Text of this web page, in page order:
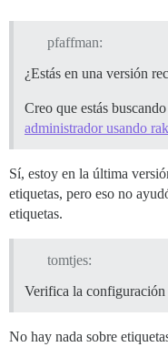
pfaffman:
¿Estás en una versión
Creo que estás
administrador usando
Sí, estoy en la última
etiquetas, pero eso no
etiquetas.
tomtjes:
Verifica la configuración
No hay nada sobre